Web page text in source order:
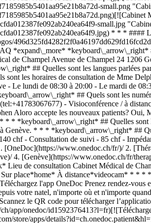
small.png
small.jpg
* * * ####
*expand\_more*
de Champel Avenue de Champel 24 1206
## Quelles sont les langues parlées
les horaires de consultation de Mme
- Le lundi de 08:30 à 20:00 - Le mardi de
## Quels sont les
- Visioconférence / à
Aloro accepte les nouveaux patients? Oui,
* * *keyboard\_arrow\_right* ## Quelles
Genève. * * * *keyboard\_arrow\_right* ##
chf - Consultation de suivi - 85 chf -
3. [Canton de Genève](https://www.onedoc.ch/fr/therapeute-en-nutrition/canton-de-geneve)/ 4. [Genève](https://www.onedoc.ch/fr/therapeute-en-nutrition/geneve)/ 5. Mme Delphine Cohen Aloro ### Prenez RDV avec Mme Delphine Cohen Aloro Renseignez les informations suivantes *check* Lieu de consultation Cabinet Médical de Champel Cabinet Médical de Champel Sélectionnez un lieu * * * *check* Spécialité Nutrition Nutrition Sélectionnez une spécialité * * * 3 Type de consultation Sur place*home* À distance*videocam* * * * *touch\_app* Choisissez un créneau horaire *chevron\_left* jeu. 06 août *chevron\_right* Voir plus de rendez-vous Créneau horaire Prendre rendez-vous ### Téléchargez l'app OneDoc Prenez rendez-vous en ligne chez un médecin, un dentiste ou un thérapeute proche de vous en Suisse. L'application OneDoc vous permet de gérer tous vos rendez-vous médicaux depuis votre natel, n'importe où et n'importe quand. ![Code QR redirigeant vers l’App Store ou Google Play pour télécharger l’app OneDoc Patients](https://www.onedoc.ch/assets/images/download-app-qr.jpeg) Scannez le QR code pour télécharger l’application [![Téléchargez notre application sur l'App Store!](https://www.onedoc.ch/assets/images/app-store-badge-fr.svg)](https://apps.apple.com/ch/app/onedoc/id1592376413?l=fr)[![Téléchargez notre application sur le Google Play Store!](https://www.onedoc.ch/assets/images/google-play-badge-fr.png)](https://play.google.com/store/apps/details?id=ch.onedoc.patient&hl=fr-CH) *keyboard\_arrow\_right* ## Spécialités associées [Thérapeute en nutrition à Genève](https://www.onedoc.ch/fr/therapeute-en-nutrition/geneve)[Thérapeute en nutrition à Carouge](https://www.onedoc.ch/fr/therapeute-en-nutrition/carouge)[Thérapeute en nutrition à Nyon](https://www.onedoc.ch/fr/therapeute-en-nutrition/nyon)[Thérapeute en nutrition à Chêne-Bourg](https://www.onedoc.ch/fr/therapeute-en-nutrition/chene-bourg)[Thérapeute en nutrition à Gland](https://www.onedoc.ch/fr/therapeute-en-nutrition/gland)[Thérapeute en nutrition à Vernier](https://www.onedoc.ch/fr/therapeute-en-nutrition/vernier)[Thérapeute en nutrition à Morges](https://www.onedoc.ch/fr/therapeute-en-nutrition/morges)[Thérapeute en nutrition à Plan-les-Ouates](https://www.onedoc.ch/fr/therapeute-en-nutrition/plan-les-ouates)[Thérapeute en nutrition à Rolle](https://www.onedoc.ch/fr/therapeute-en-nutrition/rolle)[Thérapeute en nutrition à Saint-Sulpice](https://www.onedoc.ch/fr/therapeute-en-nutrition/saint-sulpice)[Thérapeute en nutrition à Meyrin](https://www.onedoc.ch/fr/therapeute-en-nutrition/meyrin)[Thérapeute en nutrition à Versoix](https://www.onedoc.ch/fr/therapeute-en-nutrition/versoix)[Thérapeute en nutrition à Yens](https://www.onedoc.ch/fr/therapeute-en-nutrition/yens)[Thérapeute en nutrition à Collonge-Bellerive](https://www.onedoc.ch/fr/therapeute-en-nutrition/collonge-bellerive)[Thérapeute en nutrition à Le Grand-Saconnex](https://www.onedoc.ch/fr/therapeute-en-nutrition/le-grand-saconnex)[Thérapeute en nutrition à Lancy](https://www.onedoc.ch/fr/therapeute-en-nutrition/lancy)[Thérapeute en nutrition à Onex](https://www.onedoc.ch/fr/therapeute-en-nutrition/onex)[Thérapeute en nutrition à Vandœuvres](https://www.onedoc.ch/fr/therapeute-en-nutrition/vand%C5%93uvres)[Thérapeute en nutrition à Vésenaz](https://www.onedoc.ch/fr/therapeute-en-nutrition/vesenaz)[Thérapeute en nutrition à Bassins](https://www.onedoc.ch/fr/therapeute-en-nutrition/bassins)[Thérapeute en nutrition à Coppet](https://www.onedoc.ch/fr/therapeute-en-nutrition/coppet) *keyboard\_arrow\_right* ## Recherches fréquentes [Physiothérapeute à Genève](https://www.onedoc.ch/fr/physiotherapeute/geneve)[Psychologue à Genève](https://www.onedoc.ch/fr/psychologue/geneve)[Médecin généraliste à